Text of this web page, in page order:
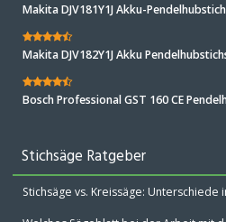
Makita DJV181Y1J Akku-
Makita DJV182Y1J Akku
Bosch Professional GST 160 CE
Stichsäge Ratgeber
Stichsäge vs. Kreissäge: Unterschiede